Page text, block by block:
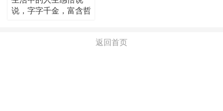
说，字字千金，富含哲
返回首页